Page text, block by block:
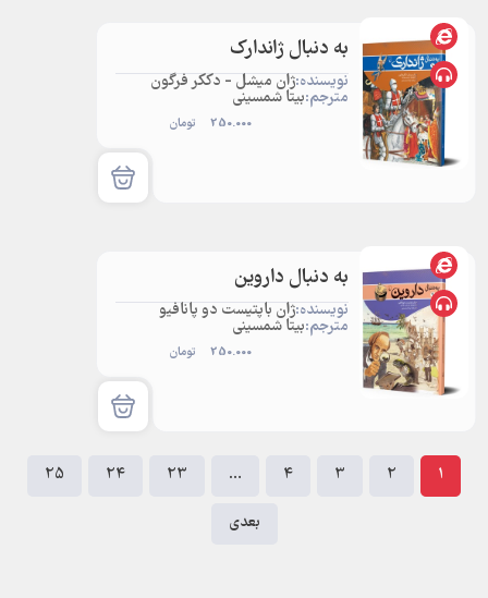
به دنبال ژاندارک
نویسنده:ژان میشل - دککر فرگون
مترجم:بیتا شمسینی
250.000 تومان
به دنبال داروین
نویسنده:ژان باپتیست دو پانافیو
مترجم:بیتا شمسینی
250.000 تومان
1
2
3
4
…
23
24
25
بعدی